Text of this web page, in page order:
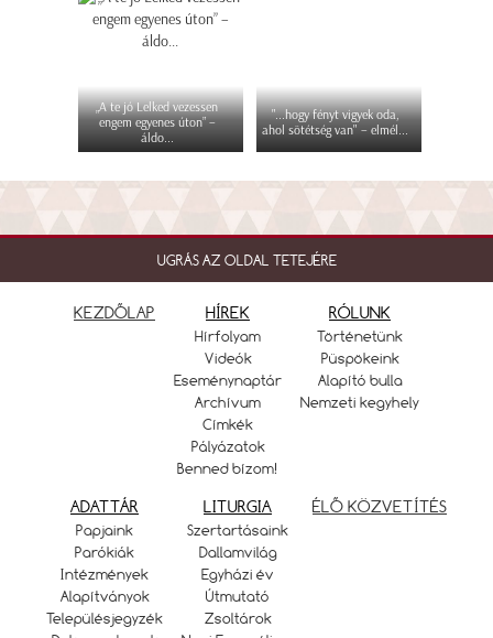
„A te jó Lelked vezessen
engem egyenes úton” –
áldo...
"...hogy fényt vigyek oda,
ahol sötétség van" – elmél...
UGRÁS AZ OLDAL TETEJÉRE
KEZDŐLAP HÍREK
Hírfolyam
Videók
Eseménynaptár
Archívum
Címkék
Pályázatok
Benned bízom!
RÓLUNK
Történetünk
Püspökeink
Alapító bulla
Nemzeti kegyhely
ADATTÁR
Papjaink
Parókiák
Intézmények
Alapítványok
Településjegyzék
LITURGIA
Szertartásaink
Dallamvilág
Egyházi év
Útmutató
Zsoltárok
ÉLŐ KÖZVETÍTÉS